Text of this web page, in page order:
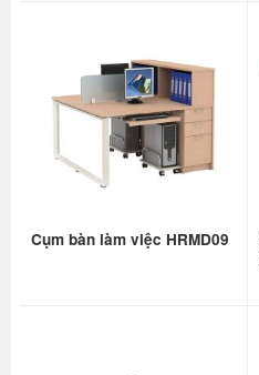
Cụm bàn làm việc HRMD09